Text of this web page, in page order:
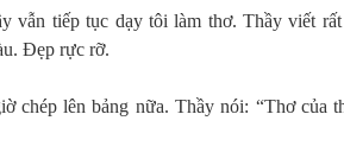
vẫn tiếp tục dạy tôi làm thơ. Thầy viết
Đẹp rực rỡ.
chép lên bảng nữa. Thầy nói: “Thơ của